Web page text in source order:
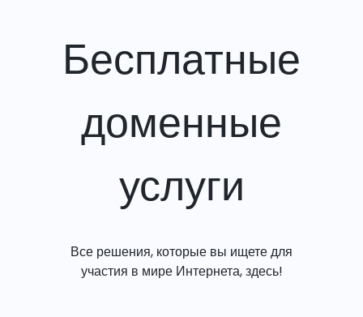
Бесплатные
доменные
услуги
Все решения, которые вы ищете для
участия в мире Интернета, здесь!